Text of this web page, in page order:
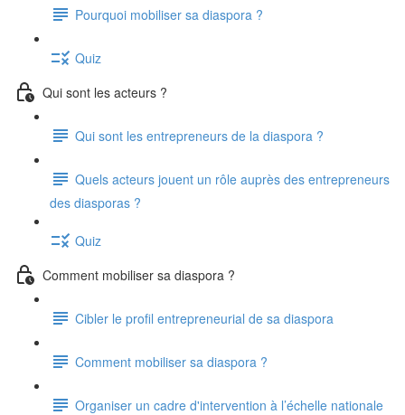
Pourquoi mobiliser sa diaspora ?
Quiz
Qui sont les acteurs ?
Qui sont les entrepreneurs de la diaspora ?
Quels acteurs jouent un rôle auprès des entrepreneurs
des diasporas ?
Quiz
Comment mobiliser sa diaspora ?
Cibler le profil entrepreneurial de sa diaspora
Comment mobiliser sa diaspora ?
Organiser un cadre d'intervention à l’échelle nationale